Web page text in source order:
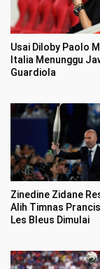
Usai Diloby Paolo
Italia Menunggu
Guardiola
Zinedine Zidane
Alih Timnas
Les Bleus Dimulai